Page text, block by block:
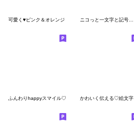
可愛く♥ピンク＆オレンジ
ふんわりhappyスマイル♡ かわいく伝える♡絵文字